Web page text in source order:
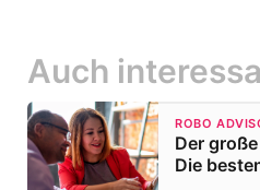
Auch
ROBO
Der
Die